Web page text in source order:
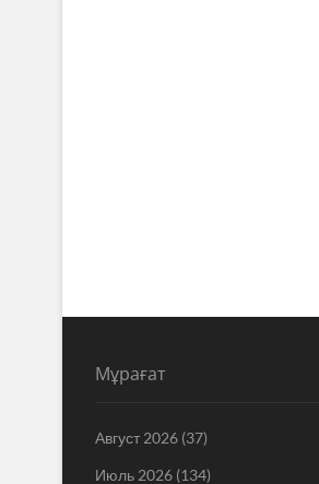
Мұрағат
Август 2026 (37)
Июль 2026 (134)